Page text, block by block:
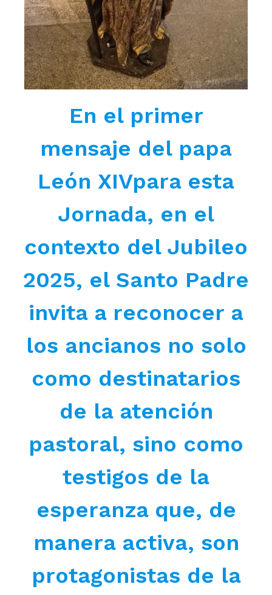
En el primer
mensaje del papa
León XIVpara esta
Jornada, en el
contexto del Jubileo
2025, el Santo Padre
invita a reconocer a
los ancianos no solo
como destinatarios
de la atención
pastoral, sino como
testigos de la
esperanza que, de
manera activa, son
protagonistas de la